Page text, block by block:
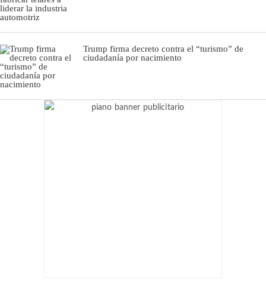
Trump firma decreto contra el “turismo” de
ciudadanía por nacimiento